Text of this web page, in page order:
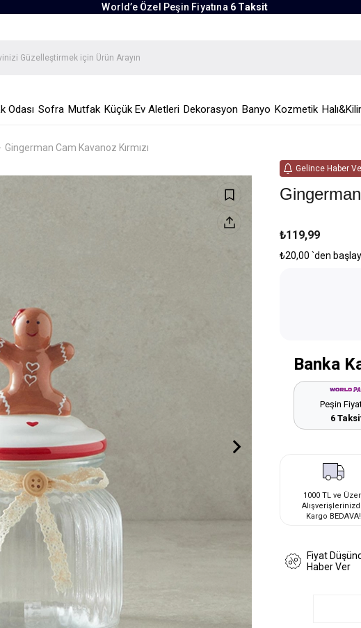
World’e Özel Peşin Fiyatına 6 Taksit
Odası Sofra Mutfak Küçük Ev Aletleri Dekorasyon Banyo Kozmetik
Gingerman Cam Kavanoz Kırmızı
Gelince Haber
₺119,99
₺20,00 `den
Banka
Peşin
6
1000 TL ve
Kargo BEDAVA!
Fiyat
Haber Ver